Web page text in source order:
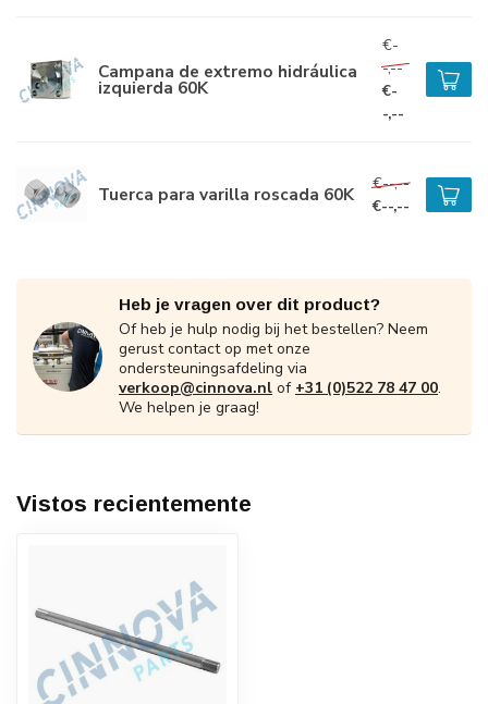
Campana de extremo hidráulica
izquierda 60K
€-
-,--
€-
-,--
Tuerca para varilla roscada 60K
€--,--
€--,--
Heb je vragen over dit product?
Of heb je hulp nodig bij het bestellen? Neem
gerust contact op met onze
ondersteuningsafdeling via
verkoop@cinnova.nl of +31 (0)522 78 47 00.
We helpen je graag!
Vistos recientemente